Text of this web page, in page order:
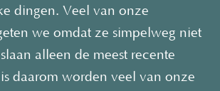
dingen. Veel van onze
we omdat ze simpelweg niet
alleen de meest recente
daarom worden veel van onze